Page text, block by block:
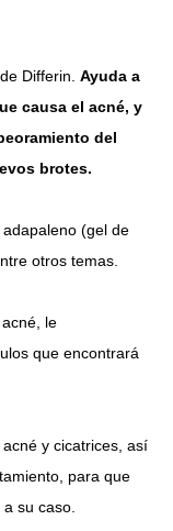
Differin. Ayuda a
causa el acné, y
del
brotes.
(gel de
otros temas.
, le
que encontrará
y cicatrices, así
para que
su caso.